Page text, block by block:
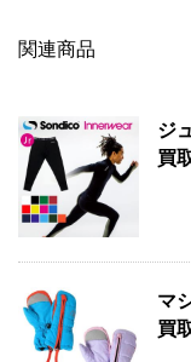
関連商品
ジ
買
マ
買